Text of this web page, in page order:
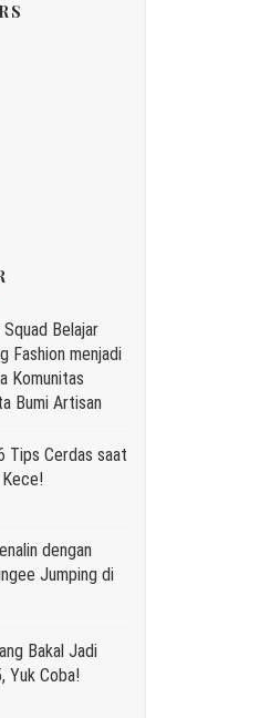
Belajar
Fashion menjadi
Komunitas
Bumi Artisan
Tips Cerdas saat
dengan
Jumping di
Bakal Jadi
Yuk Coba!